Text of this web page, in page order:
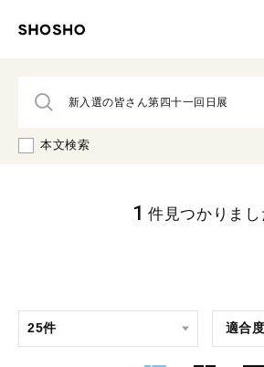
本文検索
1 件見つかりまし